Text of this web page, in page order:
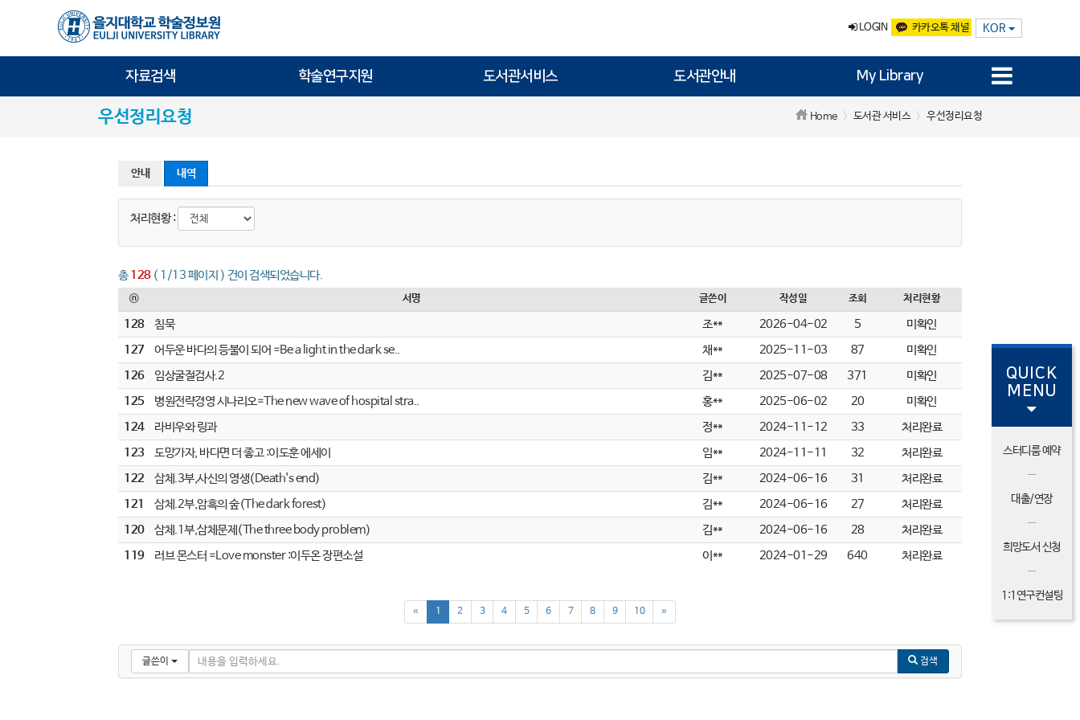
LOGIN 카카오톡 채널 KOR
자료검색 학술연구지원 도서관서비스 도서관안내 My Library
우선정리요청 Home 도서관 서비스 우선정리요청
안내 내역
처리현황 :
총128( 1/13 페이지 ) 건이 검색되었습니다.
ⓝ 서명 글쓴이 작성일 조회 처리현황
128 침묵 조** 2026-04-02 5
미확인
127
어두운 바다의 등불이 되어 =Be a light in the dark se.. 채** 2025-11-03 87
미확인
126
임상굴절검사.2 김** 2025-07-08 371
미확인
125
병원전략경영 시나리오=The new wave of hospital stra.. 홍** 2025-06-02 20
미확인
124
라비우와 링과 정** 2024-11-12 33
처리완료
123
도망가자, 바다면 더 좋고 :이도훈 에세이 임** 2024-11-11 32
처리완료
122
삼체.3부,사신의 영생(Death's end) 김** 2024-06-16 31
처리완료
121
삼체.2부,암흑의 숲(The dark forest) 김** 2024-06-16 27
처리완료
120
삼체.1부,삼체문제(The three body problem) 김** 2024-06-16 28
처리완료
119
러브 몬스터 =Love monster :이두온 장편소설 이** 2024-01-29 640 처리완료
« 1 2 3 4 5 6 7 8 9 10 »
글쓴이 검색
QUICK
MENU
스터디룸 예약
대출/연장
희망도서 신청
1:1연구컨설팅